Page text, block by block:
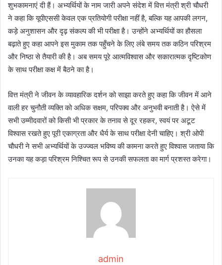
शुभकामनाएं दी हैं। अभ्यर्थियों के नाम जारी अपने संदेश में वित्त मंत्री श्री चौधरी
ने कहा कि यूपीएससी केवल एक प्रतियोगी परीक्षा नहीं है, बल्कि यह आपकी लगन,
कड़े अनुशासन और दृढ़ संकल्प की भी परीक्षा है। उन्होंने अभ्यर्थियों का हौसला
बढ़ाते हुए कहा आपने इस मुकाम तक पहुँचने के लिए लंबे समय तक कठिन परिश्रम
और निष्ठा से तैयारी की है। अब समय पूरे आत्मविश्वास और सकारात्मक दृष्टिकोण
के साथ परीक्षा कक्ष में बैठने का है।
वित्त मंत्री ने जीवन के व्यावहारिक दर्शन को साझा करते हुए कहा कि जीवन में आने
वाली हर चुनौती व्यक्ति को अधिक सक्षम, परिपक्व और अनुभवी बनाती है। ऐसे में
सभी उम्मीदवारों को किसी भी प्रकार के तनाव से दूर रहकर, स्वयं पर अटूट
विश्वास रखते हुए पूरी एकाग्रता और धैर्य के साथ परीक्षा देनी चाहिए। श्री ओपी
चौधरी ने सभी अभ्यर्थियों के उज्ज्वल भविष्य की कामना करते हुए विश्वास जताया कि
उनका यह कड़ा परिश्रम निश्चित रूप से उनकी सफलता का मार्ग प्रशस्त करेगा।
admin